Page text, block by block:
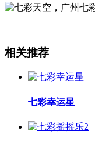
相关推荐
七彩幸运星